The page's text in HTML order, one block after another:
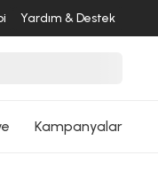
Yardım & Destek
Kampanyalar